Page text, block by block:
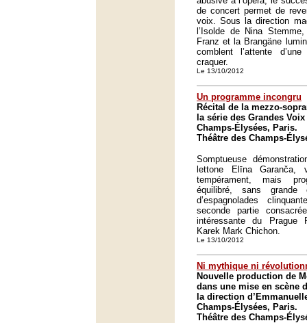
de concert permet de
voix. Sous la direction
l’Isolde de Nina
Franz et la Brangäne
comblent l’attente
craquer.
Le 13/10/2012
Un programme incongru
Récital de la mezzo-
la série des Grandes
Champs-Élysées, Paris.
Théâtre des Champs-
Somptueuse
lettone Elīna Garanča,
tempérament, mais
équilibré, sans grande
d’espagnolades
seconde partie
intéressante du Prague
Karek Mark Chichon.
Le 13/10/2012
Ni mythique ni
Nouvelle production de
dans une mise en scène
la direction
Champs-Élysées, Paris.
Théâtre des Champs-